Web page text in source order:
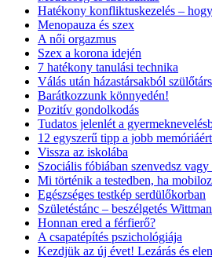
Hatékony konfliktuskezelés –
Menopauza és szex
A női orgazmus
Szex a korona idején
7 hatékony tanulási technika
Válás után házastársakból
Barátkozzunk könnyedén!
Pozitív gondolkodás
Tudatos jelenlét a
12 egyszerű tipp a jobb memóriáért
Vissza az iskolába
Szociális fóbiában szenvedsz
Mi történik a testedben, ha
Egészséges testkép serdülőkorban
Születéstánc – beszélgetés
Honnan ered a férfierő?
A csapatépítés pszichológiája
Kezdjük az új évet! Lezárás és